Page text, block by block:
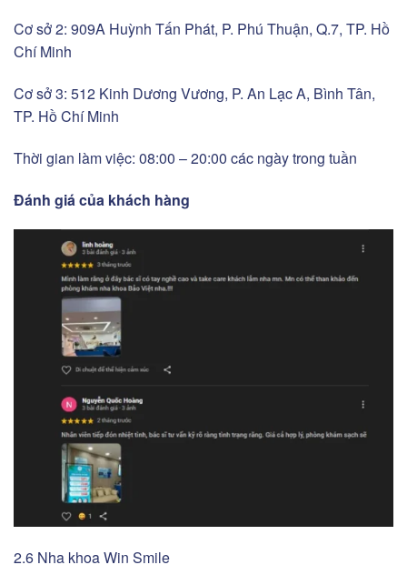
Cơ sở 2: 909A Huỳnh Tấn Phát, P. Phú Thuận, Q.7, TP. Hồ
Chí Minh
Cơ sở 3: 512 Kinh Dương Vương, P. An Lạc A, Bình Tân,
TP. Hồ Chí Minh
Thời gian làm việc: 08:00 – 20:00 các ngày trong tuần
Đánh giá của khách hàng
2.6 Nha khoa Win Smile